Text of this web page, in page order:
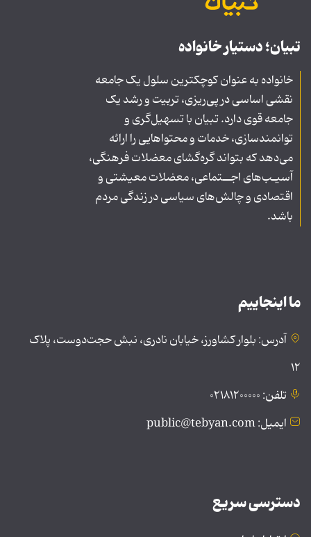
تبیان؛ دستیار خانواده
خانواده به عنوان کوچکترین سلول یک جامعه
نقشی اساسی در پی‌ریزی، تربیت و رشد یک
جامعه قوی دارد. تبیان با تسهیل‌گری و
توانمندسازی، خدمات و محتواهایی را ارائه
می‌دهد که بتواند گره‌گشای معضلات فرهنگی،
آسیـب‌های اجــتماعی، معضلات معیشتی و
اقتصادی و چالش‌های سیاسی در زندگی مردم
باشد.
ما اینجاییم
آدرس: بلوار کشاورز، خیابان نادری، نبش حجت‌دوست، پلاک
۱۲
تلفن: ۰۲۱۸۱۲۰۰۰۰۰
ایمیل: public@tebyan.com
دسترسی سریع